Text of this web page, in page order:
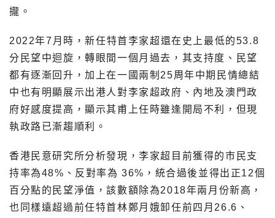
攏。
2022年7月時，新任特首李家超還在史上最低的53.8
分民望中迴旋，轉眼間一個月過去，其支持度、民望
都有逐漸回升，加上在一國兩制25周年中期民情總結
中也有明顯展示出港人對李家超政府、內地及澳門政
府好感度提高，顯示其甫上任時雖逢開局不利，但現
執政路已漸趨順利。
香港民意研究所分析發現，李家超目前獲得的市民支
持率為48%、反對率為 36%，統合過後並得出正12個
百分點的民望淨值，該數額除為2018年兩月份新高，
也同樣遠超過前任特首林鄭月娥卸任前四月26.6、